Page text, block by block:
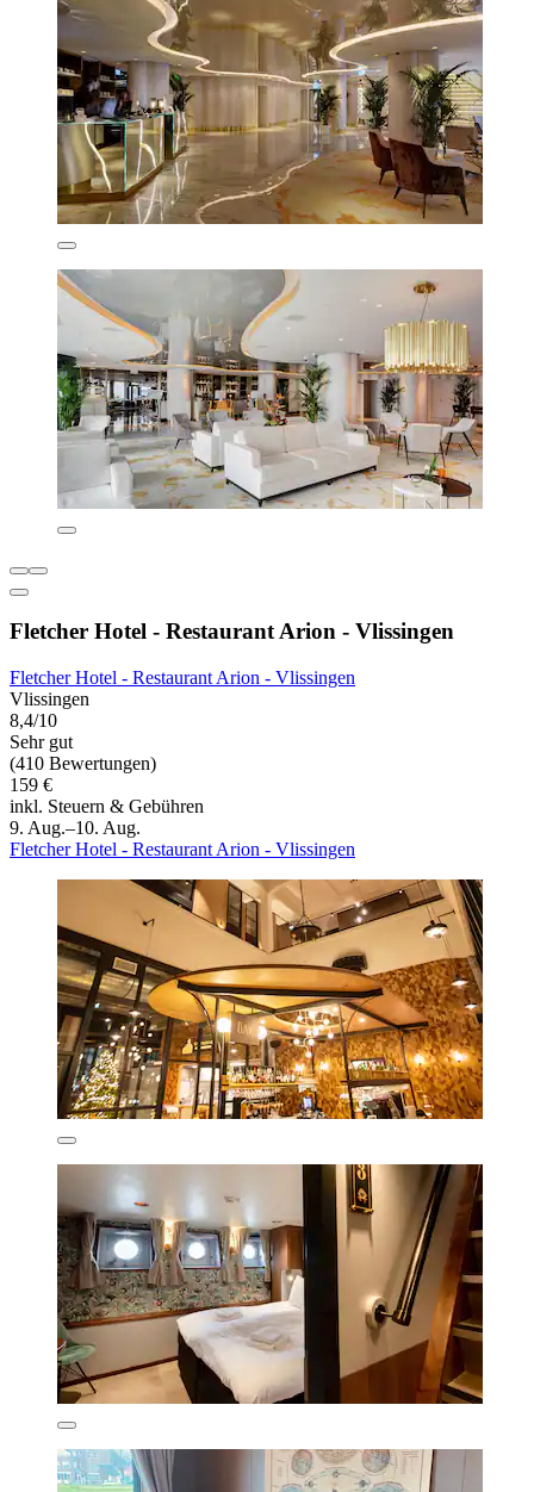
Fletcher Hotel - Restaurant Arion - Vlissingen
Fletcher Hotel - Restaurant Arion - Vlissingen
Vlissingen
8,4/10
Sehr gut
(410 Bewertungen)
159 €
inkl. Steuern & Gebühren
9. Aug.–10. Aug.
Fletcher Hotel - Restaurant Arion - Vlissingen